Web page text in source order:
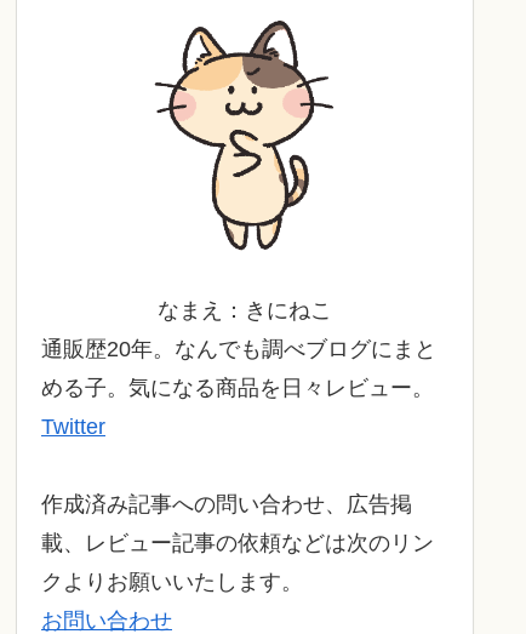
なまえ：きにねこ
通販歴20年。なんでも調べブログにまと
める子。気になる商品を日々レビュー。
Twitter
作成済み記事への問い合わせ、広告掲
載、レビュー記事の依頼などは次のリン
クよりお願いいたします。
お問い合わせ